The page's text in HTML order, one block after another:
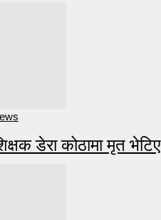
डेरा कोठामा मृत भेटिए